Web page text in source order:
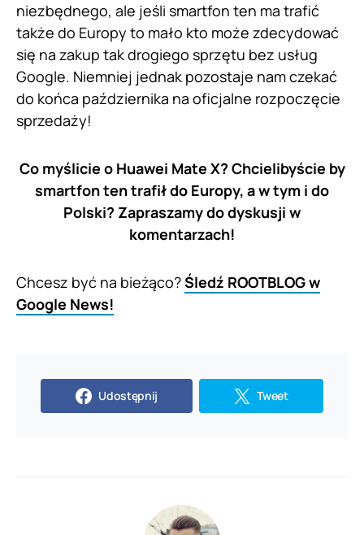
niezbędnego, ale jeśli smartfon ten ma trafić
także do Europy to mało kto może zdecydować
się na zakup tak drogiego sprzętu bez usług
Google. Niemniej jednak pozostaje nam czekać
do końca października na oficjalne rozpoczęcie
sprzedaży!
Co myślicie o Huawei Mate X? Chcielibyście by
smartfon ten trafił do Europy, a w tym i do
Polski? Zapraszamy do dyskusji w
komentarzach!
Chcesz być na bieżąco?Śledź ROOTBLOG w
Google News!
Udostępnij Tweet